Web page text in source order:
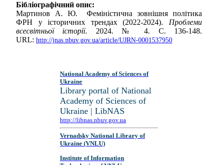
Бібліографічний опис:
Мартинов А. Ю. Феміністична зовнішня політика
ФРН у історичних трендах (2022-2024). Проблеми
всесвітньої історії. 2024. № 4. С. 136-148.
URL: http://jnas.nbuv.gov.ua/article/UJRN-0001537950
National Academy of Sciences of
Ukraine
Library portal of National
Academy of Sciences of
Ukraine | LibNAS
http://libnas.nbuv.gov.ua
Vernadsky National Library of
Ukraine (VNLU)
Institute of Information